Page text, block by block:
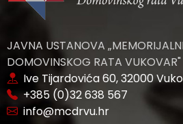
JAVNA USTANOVA
DOMOVINSKOG RATA VUKOVAR"
Ive Tijardovića 60, 32000
+385 (0)32 638 567
info@mcdrvu.hr